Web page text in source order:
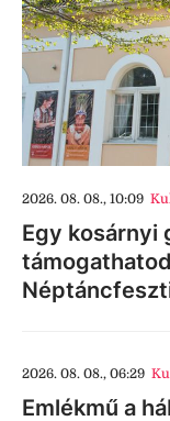
2026. 08. 08., 10:09
Egy kosárnyi
2026. 08. 08., 06:29
Emlékmű a